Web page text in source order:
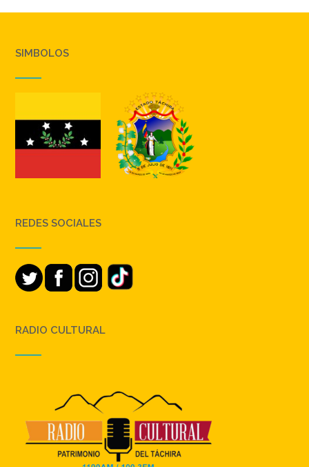
SIMBOLOS
REDES SOCIALES
RADIO CULTURAL